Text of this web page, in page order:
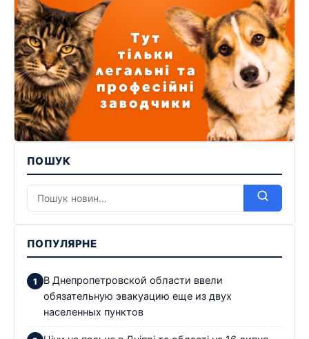
ПОШУК
ПОПУЛЯРНЕ
В Днепропетровской области ввели
обязательную эвакуацию еще из двух
населенных пунктов